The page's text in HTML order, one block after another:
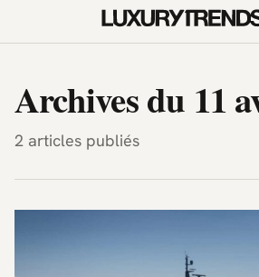
Archives du 11
2 articles publiés